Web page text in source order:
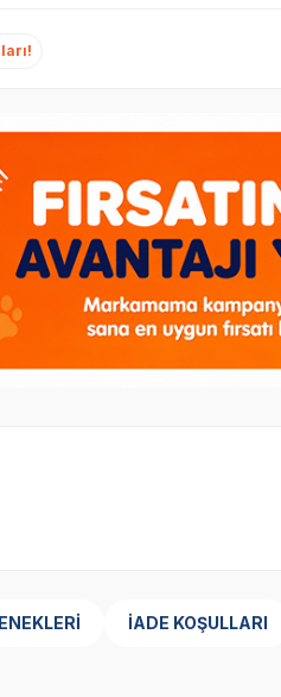
İADE KOŞULLARI